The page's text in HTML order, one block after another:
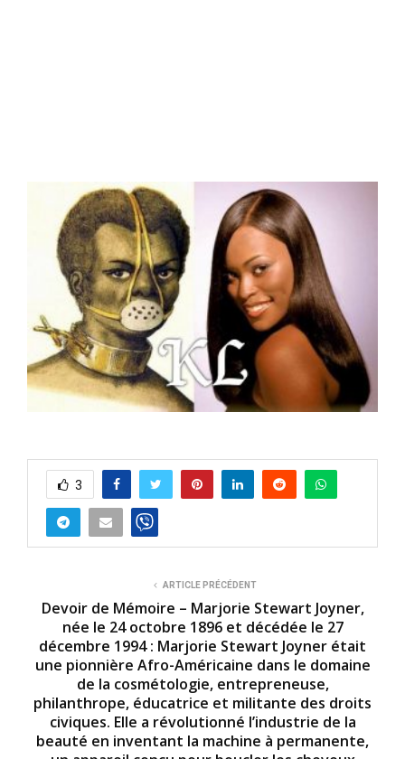
3
ARTICLE PRÉCÉDENT
Devoir de Mémoire – Marjorie Stewart Joyner,
née le 24 octobre 1896 et décédée le 27
décembre 1994 : Marjorie Stewart Joyner était
une pionnière Afro-Américaine dans le domaine
de la cosmétologie, entrepreneuse,
philanthrope, éducatrice et militante des droits
civiques. Elle a révolutionné l’industrie de la
beauté en inventant la machine à permanente,